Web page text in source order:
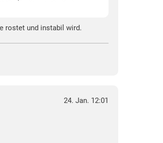
rostet und instabil wird.
24. Jan. 12:01